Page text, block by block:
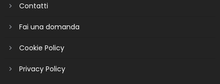
Contatti
Fai una domanda
Cookie Policy
Privacy Policy